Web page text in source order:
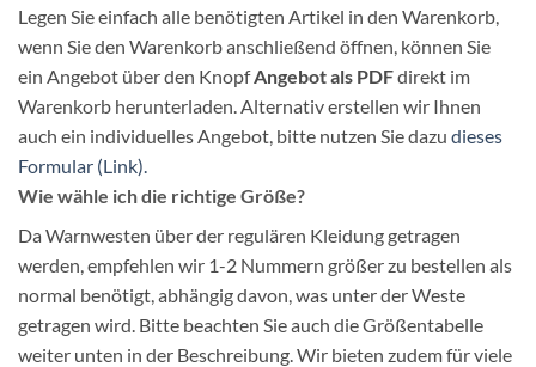
Legen Sie einfach alle benötigten Artikel in den Warenkorb,
wenn Sie den Warenkorb anschließend öffnen, können Sie
ein Angebot über den KnopfAngebot als PDFdirekt im
Warenkorb herunterladen. Alternativ erstellen wir Ihnen
auch ein individuelles Angebot, bitte nutzen Sie dazu dieses
Formular (Link).
Wie wähle ich die richtige Größe?
Da Warnwesten über der regulären Kleidung getragen
werden, empfehlen wir 1-2 Nummern größer zu bestellen als
normal benötigt, abhängig davon, was unter der Weste
getragen wird. Bitte beachten Sie auch die Größentabelle
weiter unten in der Beschreibung. Wir bieten zudem für viele